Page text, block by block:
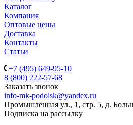
Каталог
Компания
Оптовые цены
Доставка
Контакты
Статьи
+7 (495) 649-95-10
8 (800) 222-57-68
Заказать звонок
info-mk-podolsk@yandex.ru
Промышленная ул., 1, стр. 5, д.
Подписка на рассылку